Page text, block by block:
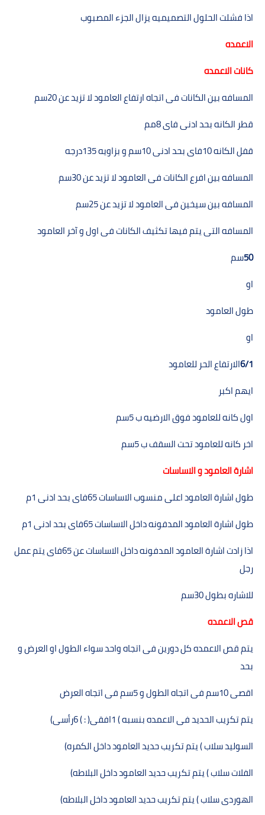
اذا فشلت الحلول التصميميه يزال الجزء المصبوب
الاعمده
كانات الاعمده
المسافه بين الكانات فى اتجاه ارتفاع العامود لا تزيد عن20سم
قطر الكانه بحد ادنى فاى8مم
قفل الكانه10فاى بحد ادنى10سم و بزاويه135درجه
المسافه بين افرع الكانات فى العامود لا تزيد عن30سم
المسافه بين سيخين فى العامود لا تزيد عن25سم
المسافه التى يتم فيھا تكثيف الكانات فى اول و آخر العامود
50سم
او
طول العامود
او
6/1الارتفاع الحر للعامود
ايھم اكبر
اول كانه للعامود فوق الارضيه ب5سم
اخر كانه للعامود تحت السقف ب5سم
اشارة العامود و الاساسات
طول اشارة العامود اعلى منسوب الاساسات65فاى بحد ادنى1م
طول اشارة العامود المدفونه داخل الاساسات65فاى بحد ادنى1م
اذا زادت اشارة العامود المدفونه داخل الاساسات عن65فاى يتم عمل
رجل
للاشاره بطول30سم
قص الاعمده
يتم قص الاعمده كل دورين فى اتجاه واحد سواء الطول او العرض و
بحد
اقصى10سم فى اتجاه الطول و5سم فى اتجاه العرض
يتم تكريب الحديد فى الاعمده بنسبه ) 1افقى( : ) 6رأسى
(
السوليد سلاب ) يتم تكريب حديد العامود داخل الكمره(
الفلات سلاب ) يتم تكريب حديد العامود داخل البلاطه(
الھوردى سلاب ) يتم تكريب حديد العامود داخل البلاطه(